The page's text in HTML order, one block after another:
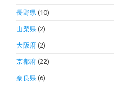
長野県 (10)
山梨県 (2)
大阪府 (2)
京都府 (22)
奈良県 (6)